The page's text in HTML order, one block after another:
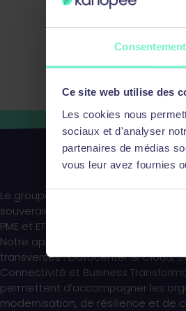
Consentement
Ce site web utilise des
Les cookies nous
sociaux et d'analyser
partenaires de médias
vous leur avez fournies
Le groupe Constellation conçoit et
souveraines et sécurisées pour
PME et ETI en un levier de
Notre approche multi-spécialiste
transverses : Datacenter & Cloud,
Connectivité et Business
permettent d’accompagner les
modernisation, de résilience et de